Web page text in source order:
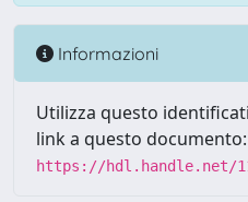
Informazioni
Utilizza questo
link a questo documento:
https://hdl.handle.net/